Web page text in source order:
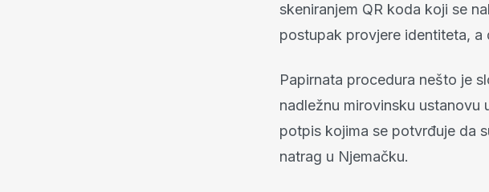
skeniranjem QR koda koji se
postupak provjere identiteta, a
Papirnata procedura nešto je
nadležnu mirovinsku
potpis kojima se potvrđuje da
natrag u Njemačku.